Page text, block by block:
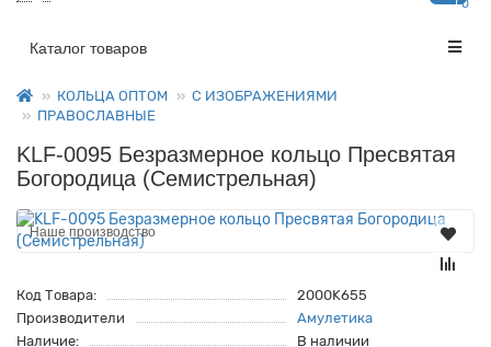
0
Все категории
Каталог товаров
КОЛЬЦА ОПТОМ
С ИЗОБРАЖЕНИЯМИ
ПРАВОСЛАВНЫЕ
KLF-0095 Безразмерное кольцо Пресвятая
Богородица (Семистрельная)
Наше производство
Код Товара:
2000K655
Производители
Амулетика
Наличие:
В наличии